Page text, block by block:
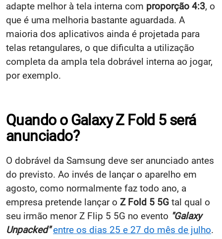
adapte melhor à tela interna com proporção 4:3, o
que é uma melhoria bastante aguardada. A
maioria dos aplicativos ainda é projetada para
telas retangulares, o que dificulta a utilização
completa da ampla tela dobrável interna ao jogar,
por exemplo.
Quando o Galaxy Z Fold 5 será
anunciado?
O dobrável da Samsung deve ser anunciado antes
do previsto. Ao invés de lançar o aparelho em
agosto, como normalmente faz todo ano, a
empresa pretende lançar o Z Fold 5 5G tal qual o
seu irmão menor Z Flip 5 5G no evento "Galaxy
Unpacked" entre os dias 25 e 27 do mês de julho.